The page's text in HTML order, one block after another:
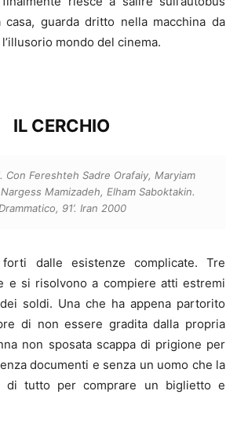
guarda dritto nella macchina da
mondo del cinema.
IL CERCHIO
Con Fereshteh Sadre Orafaiy, Maryiam
Mamizadeh, Elham Saboktakin.
91’. Iran 2000
forti dalle esistenze complicate. Tre
e si risolvono a compiere atti estremi
soldi. Una che ha appena partorito
di non essere gradita dalla propria
non sposata scappa di prigione per
documenti e senza un uomo che la
di tutto per comprare un biglietto e